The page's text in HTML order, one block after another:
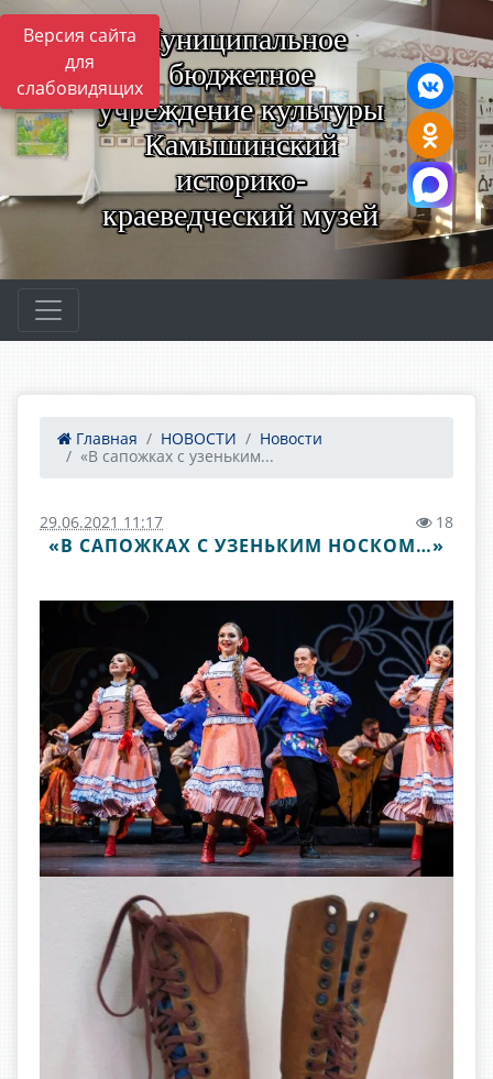
Версия сайта
для
слабовидящих
Муниципальное
бюджетное
учреждение культуры
Камышинский
историко-
краеведческий музей
Главная НОВОСТИ
Новости
«В сапожках с узеньким...
29.06.2021 11:17 18
«В САПОЖКАХ С УЗЕНЬКИМ НОСКОМ…»